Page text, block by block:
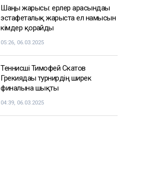
Балуан Ұлан Рысқұл басшылық
қызметке тағайындалды
09:22, 06.03.2025
Енді чемпиондар Жәнібек
Әлімханұлынан қаша алмайтын
болды